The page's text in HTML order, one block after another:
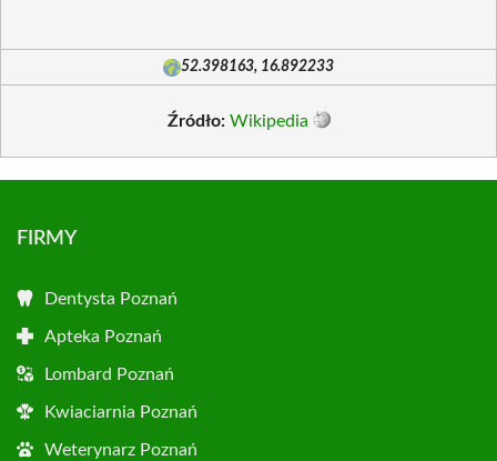
52.398163, 16.892233
Źródło: Wikipedia
FIRMY
Dentysta Poznań
Apteka Poznań
Lombard Poznań
Kwiaciarnia Poznań
Weterynarz Poznań